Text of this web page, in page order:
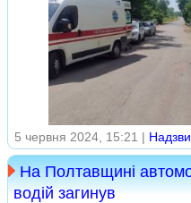
5 червня 2024, 15:21 |
На Полтавщині
водій загинув